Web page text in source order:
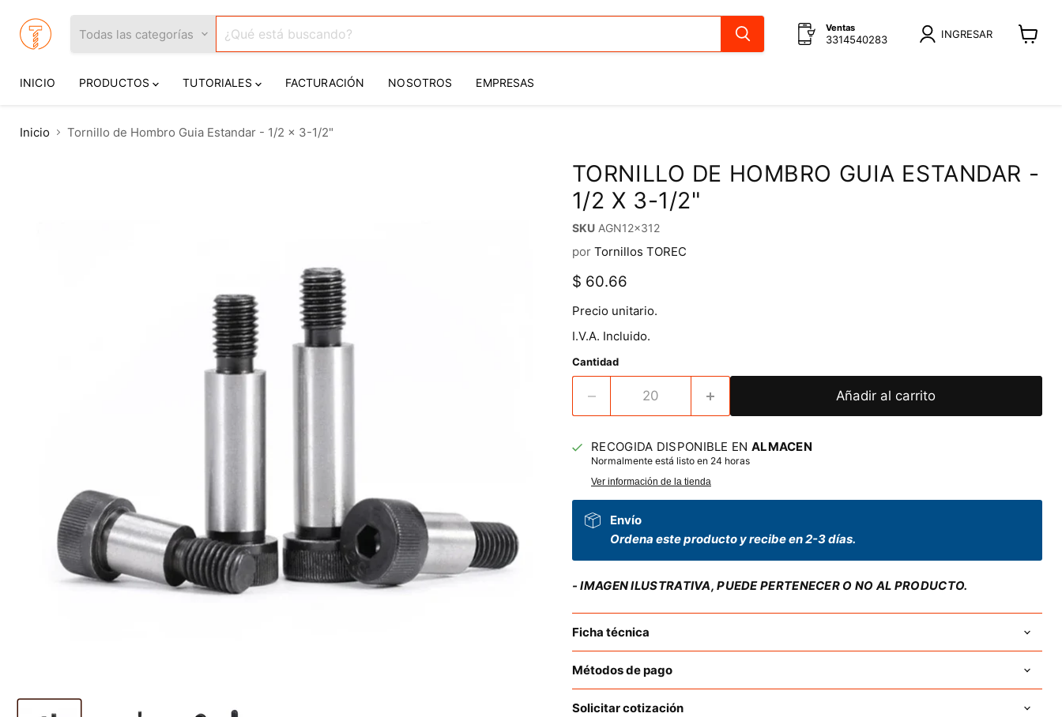
Todas las categorías Ventas
3314540283 INGRESAR
INICIO PRODUCTOS TUTORIALES FACTURACIÓN NOSOTROS EMPRESAS
Inicio Tornillo de Hombro Guia Estandar - 1/2 x 3-1/2"
TORNILLO DE HOMBRO GUIA ESTANDAR -
1/2 X 3-1/2"
SKU AGN12x312
por Tornillos TOREC
Precio actual
$ 60.66
Precio unitario.
I.V.A. Incluido.
Cantidad
Añadir al carrito
RECOGIDA DISPONIBLE EN ALMACEN
Normalmente está listo en 24 horas
Ver información de la tienda
Envío
Ordena este producto y recibe en 2-3 días.
- IMAGEN ILUSTRATIVA, PUEDE PERTENECER O NO AL PRODUCTO.
Ficha técnica
Métodos de pago
Solicitar cotización